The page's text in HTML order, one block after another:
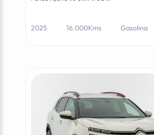
2025 16.000Kms Gasolina